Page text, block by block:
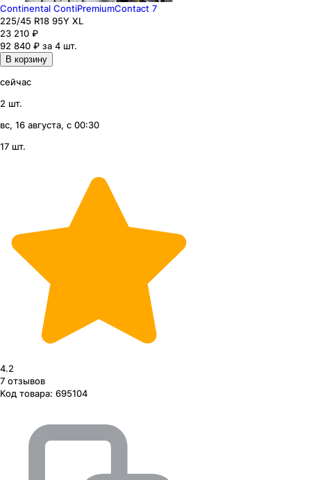
Continental ContiPremiumContact 7
225/45 R18 95Y XL
23 210 ₽
92 840 ₽ за 4 шт.
В корзину
сейчас
2 шт.
вс, 16 августа, с 00:30
17 шт.
4.2
7 отзывов
Код товара: 695104